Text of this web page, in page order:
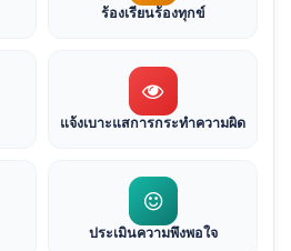
ร้องเรียนร้องทุกข์
แจ้งเบาะแสการกระทำความผิด
ประเมินความพึงพอใจ